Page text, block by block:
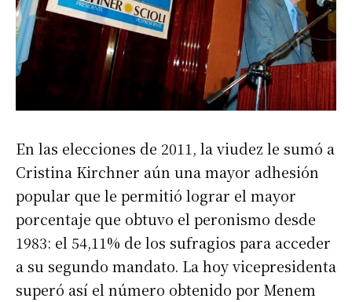
En las elecciones de 2011, la viudez le sumó a
Cristina Kirchner aún una mayor adhesión
popular que le permitió lograr el mayor
porcentaje que obtuvo el peronismo desde
1983: el 54,11% de los sufragios para acceder
a su segundo mandato. La hoy vicepresidenta
superó así el número obtenido por Menem